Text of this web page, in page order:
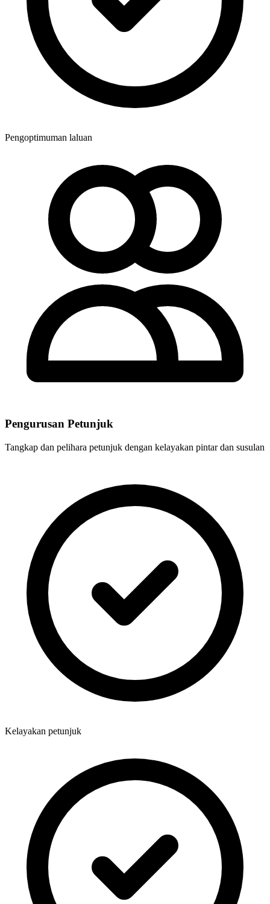
Pengoptimuman laluan
Pengurusan Petunjuk
Tangkap dan pelihara petunjuk dengan kelayakan pintar dan susulan
Kelayakan petunjuk